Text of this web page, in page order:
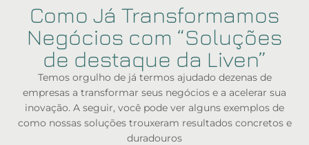
Como Já Transformamos
Negócios com “Soluções
de destaque da Liven”
Temos orgulho de já termos ajudado dezenas de
empresas a transformar seus negócios e a acelerar sua
inovação. A seguir, você pode ver alguns exemplos de
como nossas soluções trouxeram resultados concretos e
duradouros